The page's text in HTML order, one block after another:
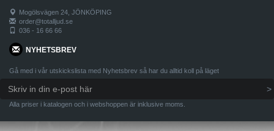
Mogölsvägen 24, JÖNKÖPING
order@totalljud.se
036 - 16 66 66
NYHETSBREV
Gå med i vår utskickslista med Nyhetsbrev så har du alltid koll på läget
Alla priser i katalogen och i webshoppen är inklusive moms.